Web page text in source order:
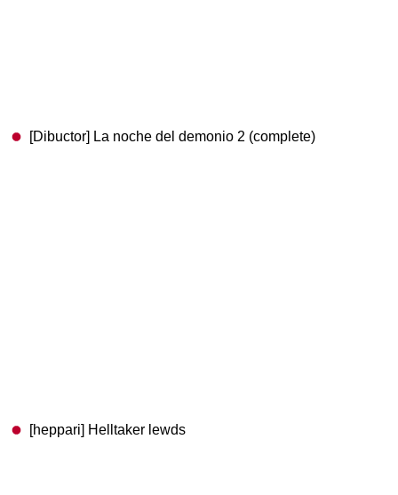
[Dibuctor] La noche del demonio 2 (complete)
[heppari] Helltaker lewds